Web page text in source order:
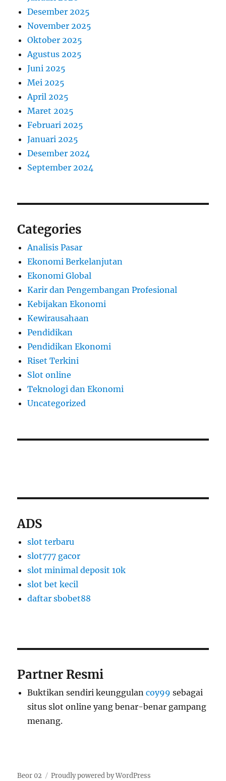
Desember 2025
November 2025
Oktober 2025
Agustus 2025
Juni 2025
Mei 2025
April 2025
Maret 2025
Februari 2025
Januari 2025
Desember 2024
September 2024
Categories
Analisis Pasar
Ekonomi Berkelanjutan
Ekonomi Global
Karir dan Pengembangan Profesional
Kebijakan Ekonomi
Kewirausahaan
Pendidikan
Pendidikan Ekonomi
Riset Terkini
Slot online
Teknologi dan Ekonomi
Uncategorized
ADS
slot terbaru
slot777 gacor
slot minimal deposit 10k
slot bet kecil
daftar sbobet88
Partner Resmi
Buktikan sendiri keunggulancoy99 sebagai
situs slot online yang benar-benar gampang
menang.
Beor 02 Proudly powered by WordPress